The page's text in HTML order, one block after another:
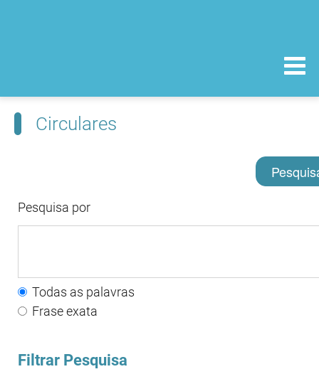
Circulares
Pesquisa por
Todas as palavras
Frase exata
Filtrar Pesquisa